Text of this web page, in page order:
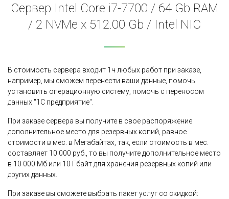
Сервер Intel Core i7-7700 / 64 Gb RAM
/ 2 NVMe x 512.00 Gb / Intel NIC
В стоимость сервера входит 1ч любых работ при заказе,
например, мы сможем перенести ваши данные, помочь
установить операционную систему, помочь с переносом
данных "1С предприятие".
При заказе сервера вы получите в свое распоряжение
дополнительное место для резервных копий, равное
стоимости в мес. в Мегабайтах, так, если стоимость в мес.
составляет 10 000 руб., то вы получите дополнительное место
в 10 000 Мб или 10 Гбайт для хранения резервных копий или
других данных.
При заказе вы сможете выбрать пакет услуг со скидкой: